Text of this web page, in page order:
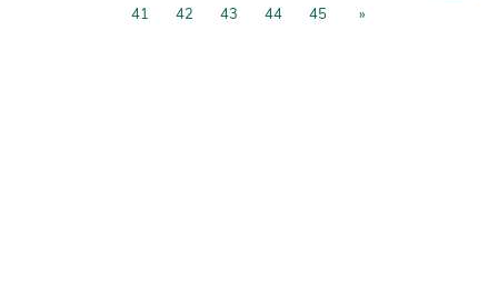
41 42 43 44 45 »